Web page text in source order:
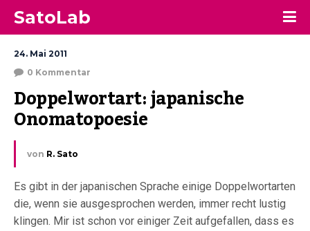
SatoLab
24. Mai 2011
0 Kommentar
Doppelwortart: japanische
Onomatopoesie
von R. Sato
Es gibt in der japanischen Sprache einige Doppelwortarten
die, wenn sie ausgesprochen werden, immer recht lustig
klingen. Mir ist schon vor einiger Zeit aufgefallen, dass es